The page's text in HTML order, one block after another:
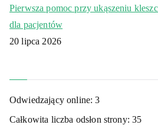
Pierwsza pomoc przy ukąszeniu
dla pacjentów
20 lipca 2026
Odwiedzający online:3
Całkowita liczba odsłon strony:35